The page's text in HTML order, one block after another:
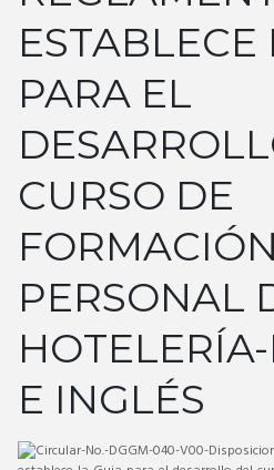
PARA EL
CURSO DE
PERSONAL
E INGLÉS